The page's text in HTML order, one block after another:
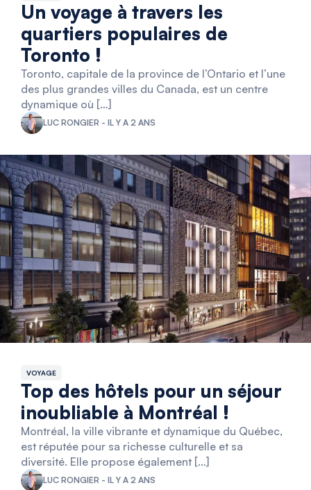
Un voyage à travers les
quartiers populaires de
Toronto !
Toronto, capitale de la province de l’Ontario et l’une
des plus grandes villes du Canada, est un centre
dynamique où […]
LUC RONGIER - IL Y A 2 ANS
VOYAGE
Top des hôtels pour un séjour
inoubliable à Montréal !
Montréal, la ville vibrante et dynamique du Québec,
est réputée pour sa richesse culturelle et sa
diversité. Elle propose également […]
LUC RONGIER - IL Y A 2 ANS